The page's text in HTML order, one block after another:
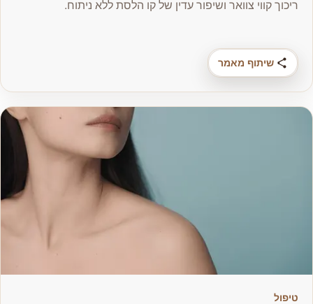
ריכוך קווי צוואר ושיפור עדין של קו הלסת ללא ניתוח.
שיתוף מאמר
טיפול